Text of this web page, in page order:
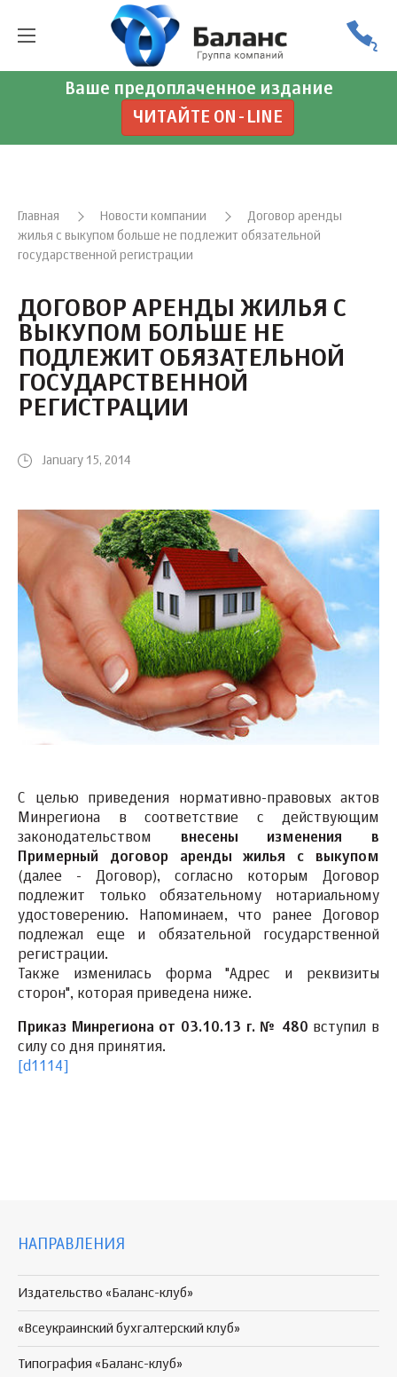
Ваше предоплаченное издание
ЧИТАЙТЕ ON-LINE
Главная Новости компании
Договор аренды
жилья с выкупом больше не подлежит обязательной
государственной регистрации
ДОГОВОР АРЕНДЫ ЖИЛЬЯ С
ВЫКУПОМ БОЛЬШЕ НЕ
ПОДЛЕЖИТ ОБЯЗАТЕЛЬНОЙ
ГОСУДАРСТВЕННОЙ
РЕГИСТРАЦИИ
January 15, 2014
С целью приведения нормативно-правовых актов
Минрегиона в соответствие с действующим
законодательством внесены изменения в
Примерный договор аренды жилья с выкупом
(далее - Договор), согласно которым Договор
подлежит только обязательному нотариальному
удостоверению. Напоминаем, что ранее Договор
подлежал еще и обязательной государственной
регистрации.
Также изменилась форма "Адрес и реквизиты
сторон", которая приведена ниже.
Приказ Минрегиона от 03.10.13 г. № 480 вступил в
силу со дня принятия.
[d1114]
НАПРАВЛЕНИЯ
Издательство «Баланс-клуб»
«Всеукраинский бухгалтерский клуб»
Типография «Баланс-клуб»